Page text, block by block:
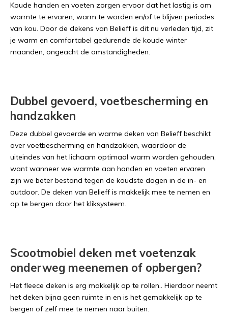
Koude handen en voeten zorgen ervoor dat het lastig is om
warmte te ervaren, warm te worden en/of te blijven periodes
van kou. Door de dekens van Belieff is dit nu verleden tijd, zit
je warm en comfortabel gedurende de koude winter
maanden, ongeacht de omstandigheden.
Dubbel gevoerd, voetbescherming en
handzakken
Deze dubbel gevoerde en warme deken van Belieff beschikt
over voetbescherming en handzakken, waardoor de
uiteindes van het lichaam optimaal warm worden gehouden,
want wanneer we warmte aan handen en voeten ervaren
zijn we beter bestand tegen de koudste dagen in de in- en
outdoor. De deken van Belieff is makkelijk mee te nemen en
op te bergen door het kliksysteem.
Scootmobiel deken met voetenzak
onderweg meenemen of opbergen?
Het fleece deken is erg makkelijk op te rollen.. Hierdoor neemt
het deken bijna geen ruimte in en is het gemakkelijk op te
bergen of zelf mee te nemen naar buiten.